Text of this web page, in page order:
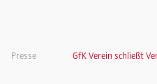
Presse GfK Verein schließt